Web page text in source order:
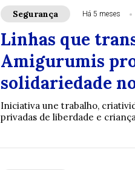
Segurança Há 5 meses
Linhas que
Amigurumis
solidariedade
Iniciativa une trabalho,
privadas de liberdade e